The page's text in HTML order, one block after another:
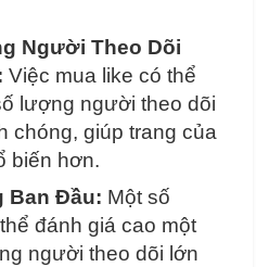
Người Theo Dõi
Việc mua like có thể
lượng người theo dõi
chóng, giúp trang của
biến hơn.
Ban Đầu: Một số
đánh giá cao một
người theo dõi lớn